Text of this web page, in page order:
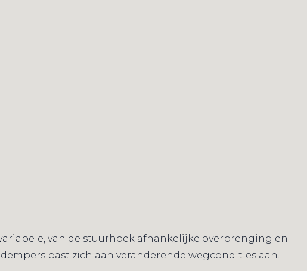
van de stuurhoek afhankelijke overbrenging en
past zich aan veranderende wegcondities aan.